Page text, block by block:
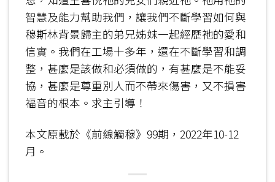
智慧及能力幫助我們，讓我們不斷學習如何與
穆斯林背景歸主的弟兄姊妹一起經歷祂的愛和
信實。我們在工場十多年，還在不斷學習和調
整，甚麼是該做和必須做的，有甚麼是不能妥
協，甚麼是尊重別人而不帶來傷害，又不損害
福音的根本。求主引導！
本文原載於《前線觸穆》99期，2022年10-12
月。